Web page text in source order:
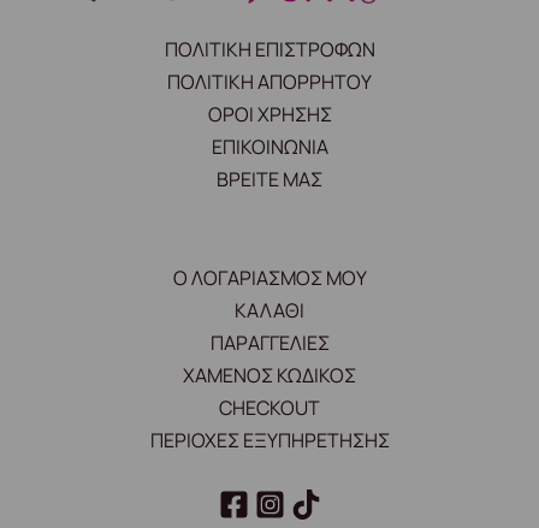
ΠΟΛΙΤΙΚΗ ΕΠΙΣΤΡΟΦΩΝ
ΠΟΛΙΤΙΚΗ ΑΠΟΡΡΗΤΟΥ
ΟΡΟΙ ΧΡΗΣΗΣ
ΕΠΙΚΟΙΝΩΝΙΑ
ΒΡΕΙΤΕ ΜΑΣ
Ο ΛΟΓΑΡΙΑΣΜΟΣ ΜΟΥ
ΚΑΛΑΘΙ
ΠΑΡΑΓΓΕΛΙΕΣ
ΧΑΜΕΝΟΣ ΚΩΔΙΚΟΣ
CHECKOUT
ΠΕΡΙΟΧΕΣ ΕΞΥΠΗΡΕΤΗΣΗΣ